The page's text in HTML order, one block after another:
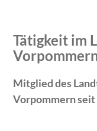
Tätigkeit im
Mitglied des
Vorpommern